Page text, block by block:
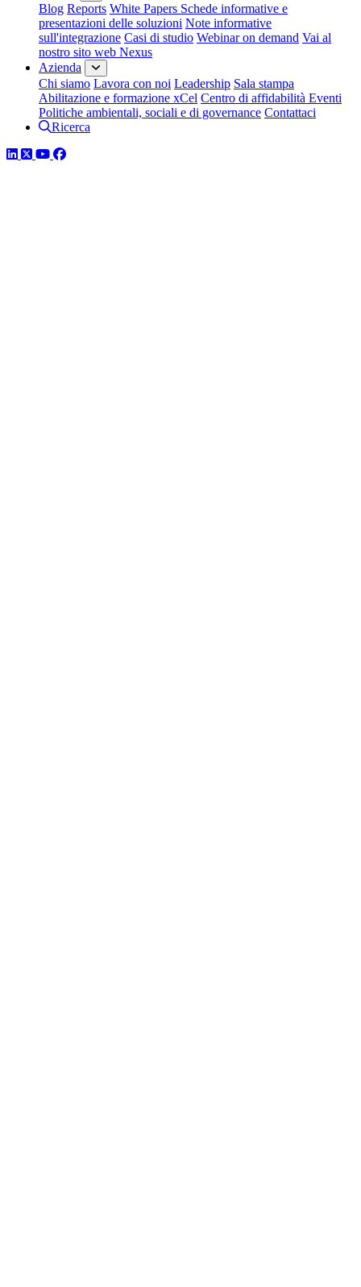
Blog Reports White Papers Schede informative e
presentazioni delle soluzioni Note informative
sull'integrazione Casi di studio Webinar on demand Vai al
nostro sito web Nexus
Azienda
Chi siamo Lavora con noi Leadership Sala stampa
Abilitazione e formazione xCel Centro di affidabilità Eventi
Politiche ambientali, sociali e di governance Contattaci
Ricerca
LinkedIn
TwitterYouTube
Facebook